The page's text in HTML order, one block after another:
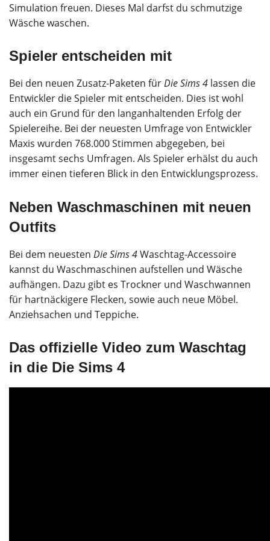
Simulation freuen. Dieses Mal darfst du schmutzige
Wäsche waschen.
Spieler entscheiden mit
Bei den neuen Zusatz-Paketen fürDie Sims 4 lassen die
Entwickler die Spieler mit entscheiden. Dies ist wohl
auch ein Grund für den langanhaltenden Erfolg der
Spielereihe. Bei der neuesten Umfrage von Entwickler
Maxis wurden 768.000 Stimmen abgegeben, bei
insgesamt sechs Umfragen. Als Spieler erhälst du auch
immer einen tieferen Blick in den Entwicklungsprozess.
Neben Waschmaschinen mit neuen
Outfits
Bei dem neuesten Die Sims 4Waschtag-Accessoire
kannst du Waschmaschinen aufstellen und Wäsche
aufhängen. Dazu gibt es Trockner und Waschwannen
für hartnäckigere Flecken, sowie auch neue Möbel.
Anziehsachen und Teppiche.
Das offizielle Video zum Waschtag
in die Die Sims 4